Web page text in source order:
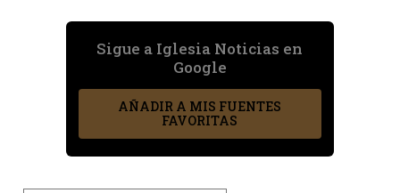
Sigue a Iglesia Noticias en
Google
AÑADIR A MIS FUENTES
FAVORITAS